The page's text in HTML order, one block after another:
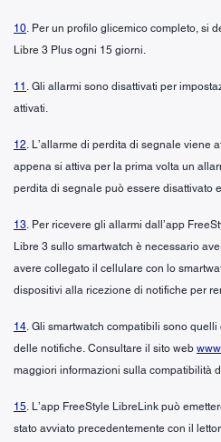
10. Per un profilo glicemico completo, si
Libre 3 Plus ogni 15 giorni.
11 . Gli allarmi sono disattivati per
attivati.
12. L’allarme di perdita di segnale viene
appena si attiva per la prima volta un
perdita di segnale può essere disattivato
13. Per ricevere gli allarmi dall’app
Libre 3 sullo smartwatch è necessario
avere collegato il cellulare con lo
dispositivi alla ricezione di notifiche per
14. Gli smartwatch compatibili sono
delle notifiche. Consultare il sito web
maggiori informazioni sulla compatibilità
15. L’app FreeStyle LibreLink può
stato avviato precedentemente con il